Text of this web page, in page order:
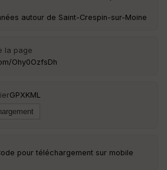
autour de Saint-Crespin-sur-Moine
la page
Ohy0OzfsDh
GPXKML
pour téléchargement sur mobile